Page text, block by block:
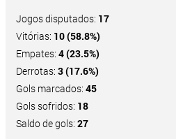
Jogos disputados: 17
Vitórias: 10 (58.8%)
Empates: 4 (23.5%)
Derrotas: 3 (17.6%)
Gols marcados: 45
Gols sofridos: 18
Saldo de gols: 27